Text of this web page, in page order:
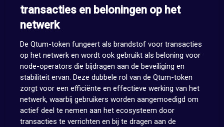
transacties en beloningen op het
netwerk
De Qtum-token fungeert als brandstof voor transacties
op het netwerk en wordt ook gebruikt als beloning voor
node-operators die bijdragen aan de beveiliging en
stabiliteit ervan. Deze dubbele rol van de Qtum-token
zorgt voor een efficiënte en effectieve werking van het
netwerk, waarbij gebruikers worden aangemoedigd om
actief deel te nemen aan het ecosysteem door
transacties te verrichten en bij te dragen aan de